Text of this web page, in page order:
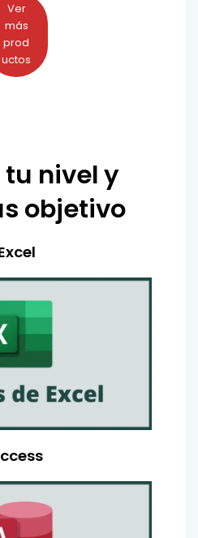
Ver
más
prod
uctos
nivel y
objetivo